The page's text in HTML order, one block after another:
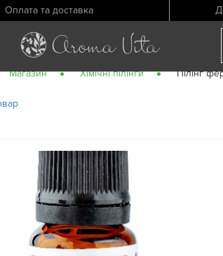
Оплата та доставка
Магазин Хімічні пілінги Пілінг